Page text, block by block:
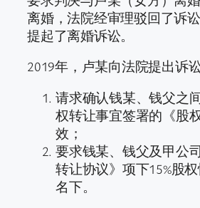
离婚，法院经审理驳回了诉
提起了离婚诉讼。
2019年，卢某向法院提出诉
请求确认钱某、钱父之
权转让事宜签署的《股
效；
要求钱某、钱父及甲公
转让协议》项下15%股
名下。